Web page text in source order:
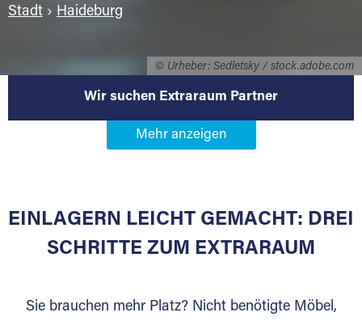
© Urheber: Sedletsky / stock.adobe.com
Stadt › Haideburg
Wir suchen Extraraum Partner
Werden Sie Extraraum Partner in
Sie bieten Kunden Lagerraum zur Miete, der
für die Einlagerung von Umzugsgut gebaut
Lagerkunden und Vermietungen.
EINLAGERN LEICHT GEMACHT: DREI
SCHRITTE ZUM EXTRARAUM
Sie brauchen mehr Platz? Nicht benötigte Möbel,